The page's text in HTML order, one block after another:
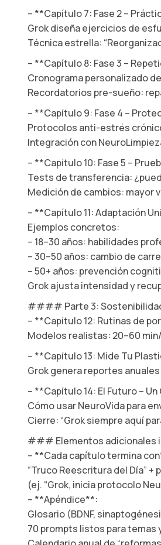
– **Capítulo 7: Fase 2 –
Grok diseña ejercicios de
Técnica estrella:
– **Capítulo 8: Fase 3 –
Cronograma personalizado
Recordatorios pre-sueño:
– **Capítulo 9: Fase 4 –
Protocolos anti-estrés
Integración con
– **Capítulo 10: Fase 5 –
Tests de transferencia:
Medición de cambios: mayor
– **Capítulo 11: Adaptación
Ejemplos concretos:
– 18–30 años: habilidades
– 30–50 años: cambio de
– 50+ años: prevención
Grok ajusta intensidad y
#### Parte 3: Sostenibilidad
– **Capítulo 12: Rutinas de
Modelos realistas: 20–60
– **Capítulo 13: Mide Tu
Grok genera reportes
– **Capítulo 14: El Futuro –
Cómo usar NeuroVida para
Cierre: “Grok siempre aquí
### Elementos adicionales
– **Cada capítulo termina
“Truco Reescritura del Día” +
(ej. “Grok, inicia protocolo
– **Apéndice**:
Glosario (BDNF,
70 prompts listos para temas